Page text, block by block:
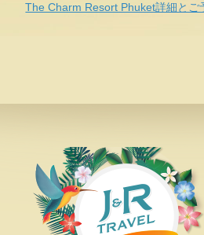
The Charm Resort Phuket詳細とご